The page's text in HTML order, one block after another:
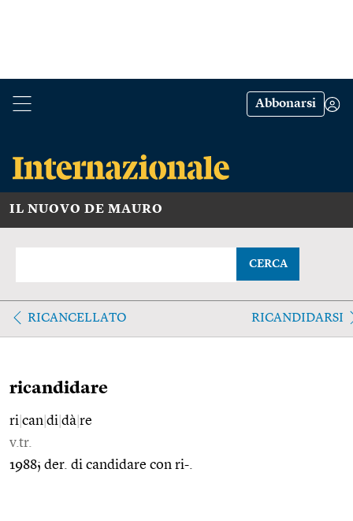
Abbonarsi
IL NUOVO DE MAURO
CERCA
RICANCELLATO RICANDIDARSI
ricandidare
ri can di dà re
v.tr.
1988; der. di candidare con ri-.